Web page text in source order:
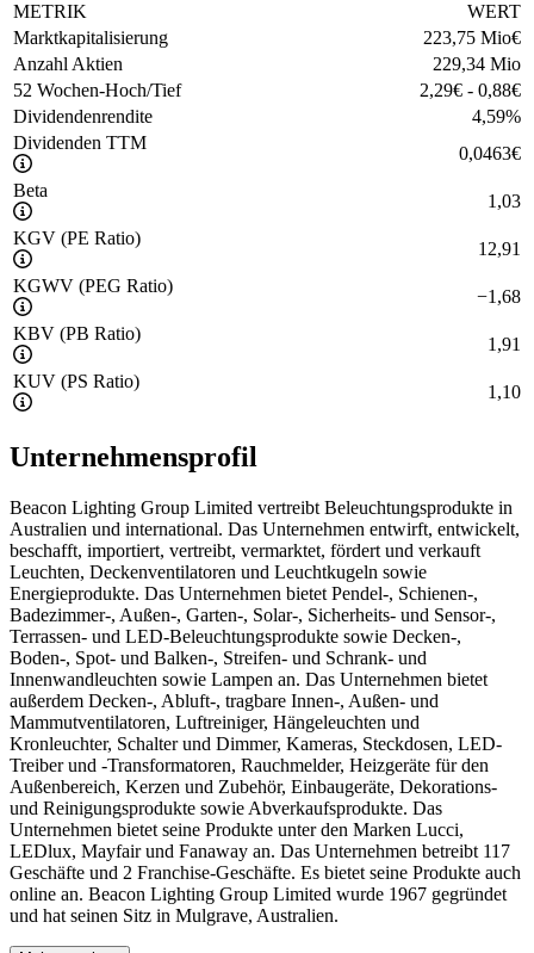
METRIK
WERT
Marktkapitalisierung
223,75 Mio€
Anzahl Aktien
229,34 Mio
52 Wochen-Hoch/Tief
2,29€ - 0,88€
Dividendenrendite
4,59%
Dividenden TTM
0,0463€
Beta
1,03
KGV (PE Ratio)
12,91
KGWV (PEG Ratio)
−1,68
KBV (PB Ratio)
1,91
KUV (PS Ratio)
1,10
Unternehmensprofil
Beacon Lighting Group Limited vertreibt Beleuchtungsprodukte in
Australien und international. Das Unternehmen entwirft, entwickelt,
beschafft, importiert, vertreibt, vermarktet, fördert und verkauft
Leuchten, Deckenventilatoren und Leuchtkugeln sowie
Energieprodukte. Das Unternehmen bietet Pendel-, Schienen-,
Badezimmer-, Außen-, Garten-, Solar-, Sicherheits- und Sensor-,
Terrassen- und LED-Beleuchtungsprodukte sowie Decken-,
Boden-, Spot- und Balken-, Streifen- und Schrank- und
Innenwandleuchten sowie Lampen an. Das Unternehmen bietet
außerdem Decken-, Abluft-, tragbare Innen-, Außen- und
Mammutventilatoren, Luftreiniger, Hängeleuchten und
Kronleuchter, Schalter und Dimmer, Kameras, Steckdosen, LED-
Treiber und -Transformatoren, Rauchmelder, Heizgeräte für den
Außenbereich, Kerzen und Zubehör, Einbaugeräte, Dekorations-
und Reinigungsprodukte sowie Abverkaufsprodukte. Das
Unternehmen bietet seine Produkte unter den Marken Lucci,
LEDlux, Mayfair und Fanaway an. Das Unternehmen betreibt 117
Geschäfte und 2 Franchise-Geschäfte. Es bietet seine Produkte auch
online an. Beacon Lighting Group Limited wurde 1967 gegründet
und hat seinen Sitz in Mulgrave, Australien.